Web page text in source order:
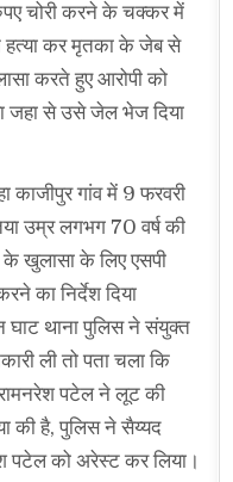
चोरी करने के चक्कर में
ने हत्या कर मृतका के जेब से
करते हुए आरोपी को
जहा से उसे जेल भेज दिया
काजीपुर गांव में 9 फरवरी
उम्र लगभग 70 वर्ष की
के खुलासा के लिए एसपी
का निर्देश दिया
घाट थाना पुलिस ने संयुक्त
ली तो पता चला कि
पटेल ने लूट की
की है, पुलिस ने सैय्यद
पटेल को अरेस्ट कर लिया।